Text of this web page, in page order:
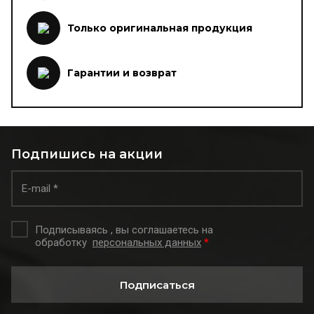
Только оригинальная продукция
Гарантии и возврат
Подпишись на акции
Подписываясь , вы соглашаетесь на
обработку персональных данных *
Подписаться